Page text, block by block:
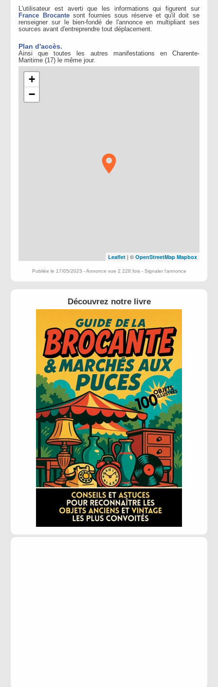
L'utilisateur est averti que les informations qui figurent sur
France Brocantesont fournies sous réserve et qu'il doit se
renseigner sur le bien-fondé de l'annonce en multipliant ses
sources avant d'entreprendre tout déplacement.
Plan d'accès.
Ainsi que toutes les autres manifestations en Charente-
Maritime (17) le même jour.
+
−
Leaflet| © OpenStreetMap Mapbox
Publiée le 17/05/2023 - Annonce vue 2 228 fois - Signaler l'annonce
Découvrez notre livre